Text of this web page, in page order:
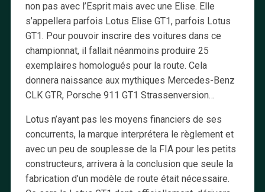
non pas avec l’Esprit mais avec une Elise. Elle
s’appellera parfois Lotus Elise GT1, parfois Lotus
GT1. Pour pouvoir inscrire des voitures dans ce
championnat, il fallait néanmoins produire 25
exemplaires homologués pour la route. Cela
donnera naissance aux mythiques Mercedes-Benz
CLK GTR, Porsche 911 GT1 Strassenversion…
Lotus n’ayant pas les moyens financiers de ses
concurrents, la marque interprétera le règlement et
avec un peu de souplesse de la FIA pour les petits
constructeurs, arrivera à la conclusion que seule la
fabrication d’un modèle de route était nécessaire.